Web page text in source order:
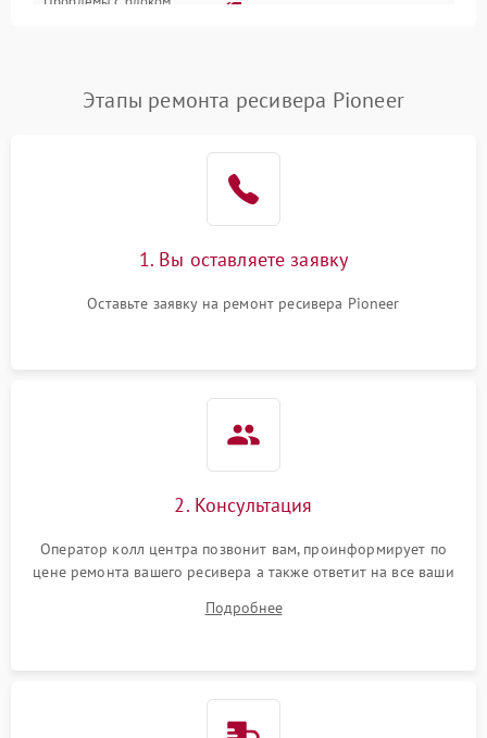
Этапы ремонта ресивера Pioneer
1. Вы оставляете заявку
Оставьте заявку на ремонт ресивера Pioneer
2. Консультация
Оператор колл центра позвонит вам, проинформирует по
цене ремонта вашего ресивера а также ответит на все ваши
Подробнее